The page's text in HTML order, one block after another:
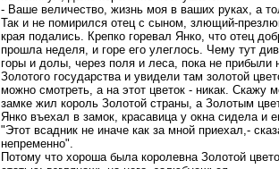
- Ваше величество, жизнь моя в ваших руках, а
Так и не помирился отец с сыном, злющий-
края подались. Крепко горевал Янко, что отец
прошла неделя, и горе его улеглось. Чему тут
горы и долы, через поля и леса, пока не прибыли
Золотого государства и увидели там золотой
можно смотреть, а на этот цветок - никак. Скажу
замке жил король Золотой страны, а Золотым
Янко въехал в замок, красавица у окна сидела и
"Этот всадник не иначе как за мной приехал,-
непременно".
Потому что хороша была королевна Золотой